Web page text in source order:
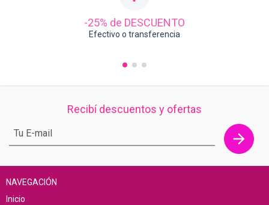
-25% de DESCUENTO
Efectivo o transferencia
Recibí descuentos y ofertas
NAVEGACIÓN
Inicio